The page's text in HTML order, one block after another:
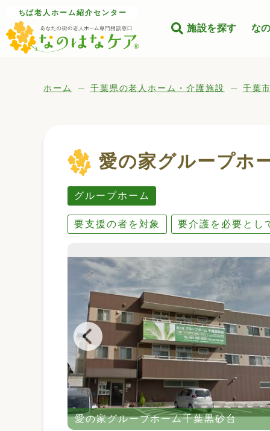
ちば老人ホーム紹介センター
施設を探す な
ホーム 千葉県の老人ホーム・介護施設 千葉
愛の家グループホ
グループホーム
要支援の者を対象 要介護を必要とし
愛の家グループホーム千葉黒砂台